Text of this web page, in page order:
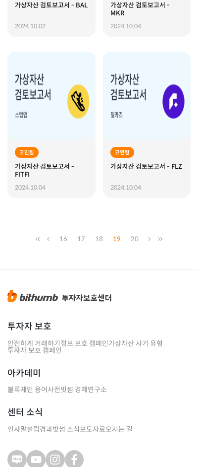
가상자산 검토보고서 - BAL
2024.10.02
가상자산 검토보고서 -
MKR
2024.10.04
코인팅
가상자산 검토보고서 -
FITFI
2024.10.04
코인팅
가상자산 검토보고서 - FLZ
2024.10.04
16 17 18 19 20
투자자 보호
안전하게 거래하기정보 보호 캠페인가상자산 사기 유형
투자자 보호 캠페인
아카데미
블록체인 용어사전빗썸 경제연구소
센터 소식
인사말설립경과빗썸 소식보도자료오시는 길